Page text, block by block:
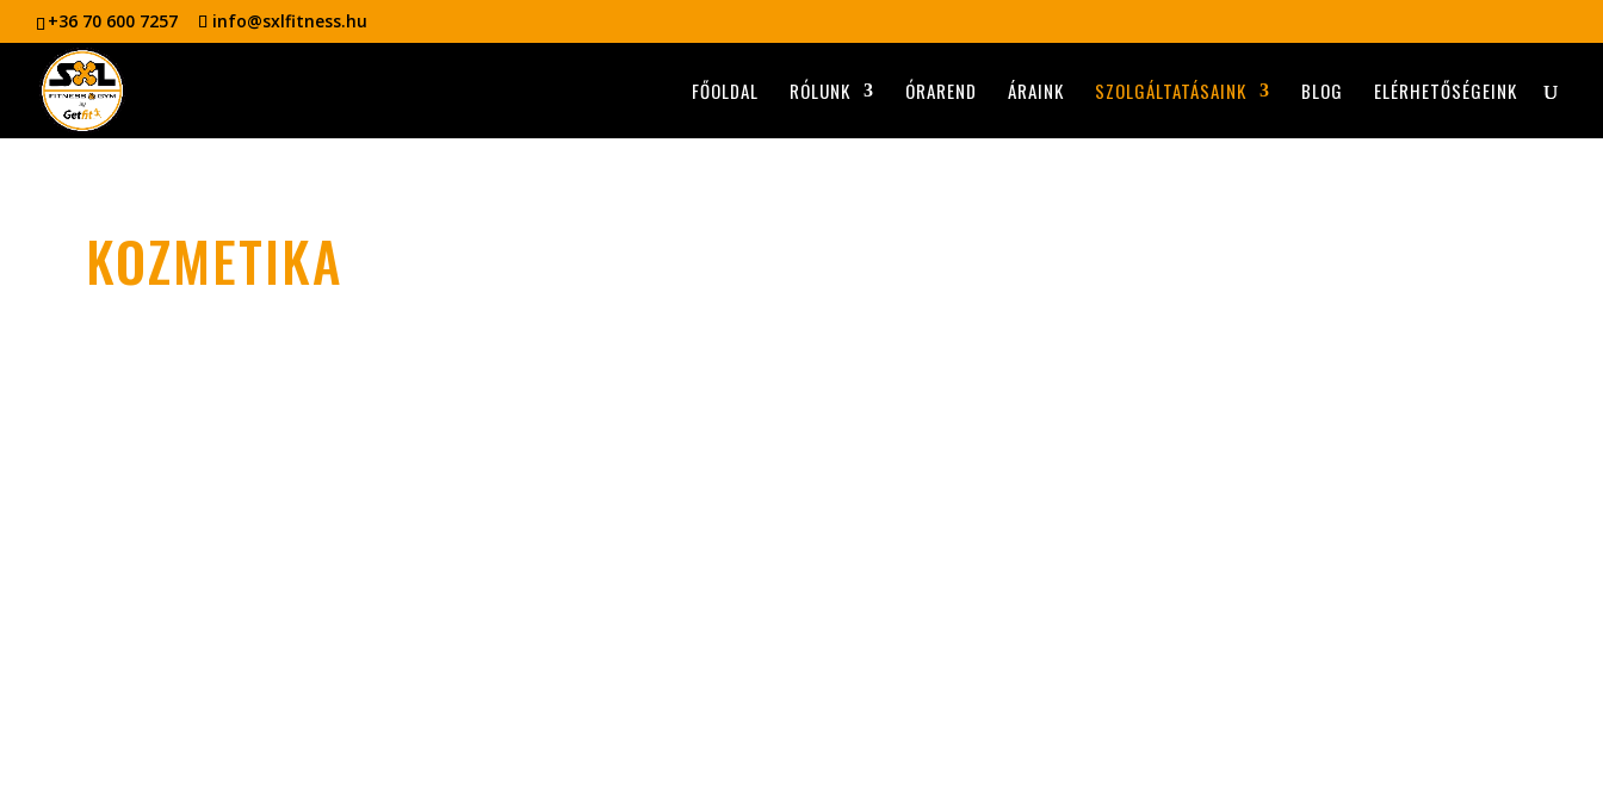
+36 70 600 7257 info@sxlfitness.hu
FŐOLDAL RÓLUNK ÓRAREND ÁRAINK SZOLGÁLTATÁSAINK BLOG ELÉRHETŐSÉGEINK
KOZMETIKA